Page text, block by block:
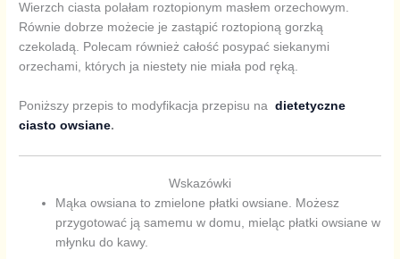
Wierzch ciasta polałam roztopionym masłem orzechowym.
Równie dobrze możecie je zastąpić roztopioną gorzką
czekoladą. Polecam również całość posypać siekanymi
orzechami, których ja niestety nie miała pod ręką.
Poniższy przepis to modyfikacja przepisu nadietetyczne
ciasto owsiane.
Wskazówki
Mąka owsiana to zmielone płatki owsiane. Możesz
przygotować ją samemu w domu, mieląc płatki owsiane w
młynku do kawy.